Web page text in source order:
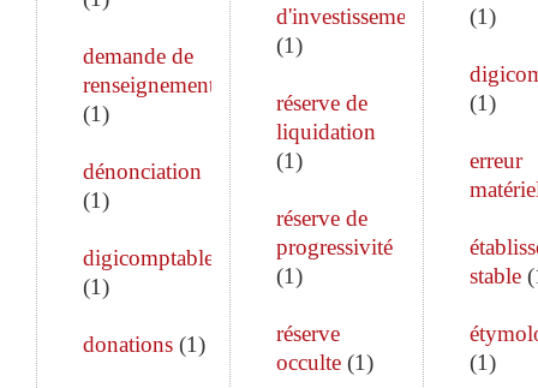
demande de
renseignements
(1)
dénonciation
(1)
digicomptable
(1)
donations (1)
d'investissement
(1)
réserve de
liquidation
(1)
réserve de
progressivité
(1)
réserve
occulte(1)
(1)
(1)
erreur
stable(
(1)